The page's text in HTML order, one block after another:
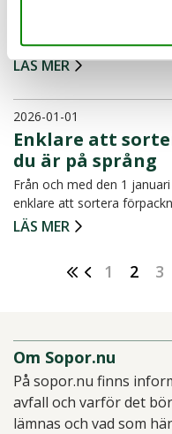
Undrar du vad som
metall, papper och plast
LÄS MER
2026-01-01
Enklare att
du är på språng
Från och med den 1
enklare att sortera
LÄS MER
1 2 3
Om Sopor.nu
På sopor.nu finns
avfall och varför det
lämnas och vad som